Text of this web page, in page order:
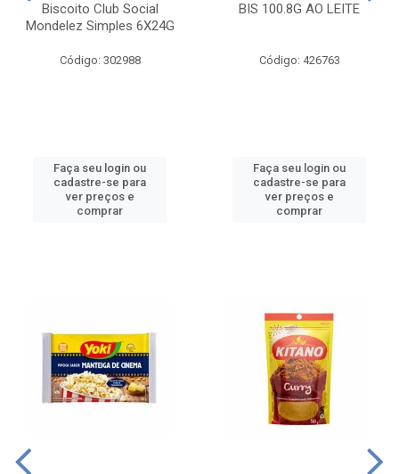
Biscoito Club Social
Mondelez Simples 6X24G
Código: 302988
Faça seu login ou
cadastre-se para
ver preços e
comprar
BIS 100.8G AO LEITE
Código: 426763
Faça seu login ou
cadastre-se para
ver preços e
comprar